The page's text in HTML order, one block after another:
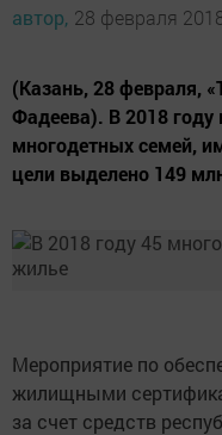
автор, 28 февраля
(Казань, 28 февраля,
Фадеева). В 2018 году
многодетных семей,
цели выделено 149
Мероприятие по
жилищными
за счет средств